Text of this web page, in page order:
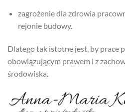
zagrożenie dla zdrowia
rejonie budowy.
Dlatego tak istotne jest, by prace
obowiązującym prawem i z
środowiska.